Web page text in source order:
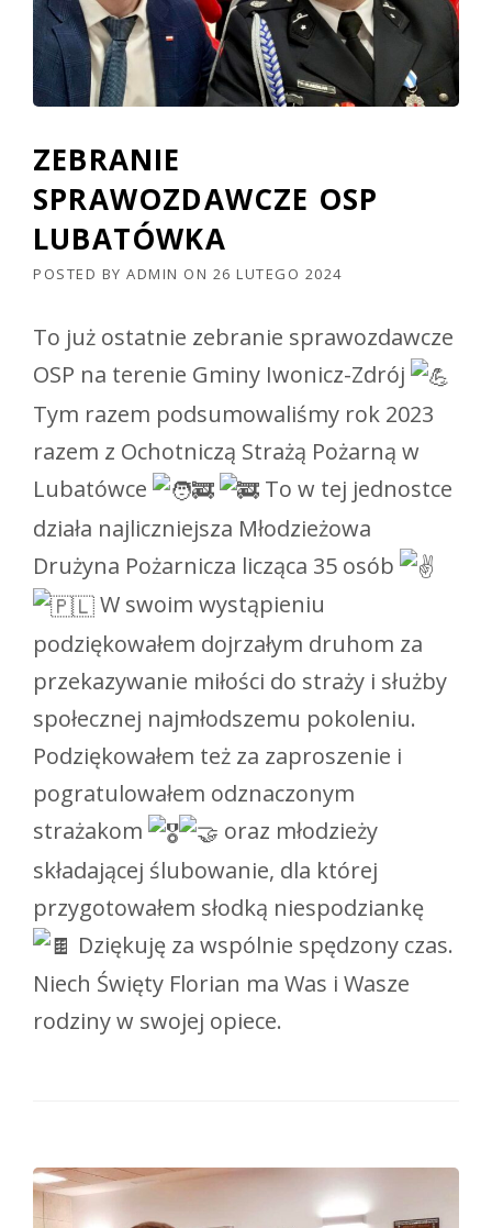
ZEBRANIE
SPRAWOZDAWCZE OSP
LUBATÓWKA
POSTED BY ADMIN ON 26 LUTEGO 2024
To już ostatnie zebranie sprawozdawcze
OSP na terenie Gminy Iwonicz-Zdrój
Tym razem podsumowaliśmy rok 2023
razem z Ochotniczą Strażą Pożarną w
Lubatówce
To w tej jednostce
działa najliczniejsza Młodzieżowa
Drużyna Pożarnicza licząca 35 osób
W swoim wystąpieniu
podziękowałem dojrzałym druhom za
przekazywanie miłości do straży i służby
społecznej najmłodszemu pokoleniu.
Podziękowałem też za zaproszenie i
pogratulowałem odznaczonym
strażakom
oraz młodzieży
składającej ślubowanie, dla której
przygotowałem słodką niespodziankę
Dziękuję za wspólnie spędzony czas.
Niech Święty Florian ma Was i Wasze
rodziny w swojej opiece.